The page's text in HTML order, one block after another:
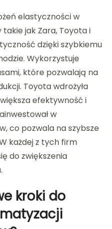
elastyczności w
jak Zara, Toyota i
dzięki szybkiemu
Wykorzystuje
które pozwalają na
Toyota wdrożyła
efektywność i
w
co pozwala na szybsze
każdej z tych firm
do zwiększenia
kroki do